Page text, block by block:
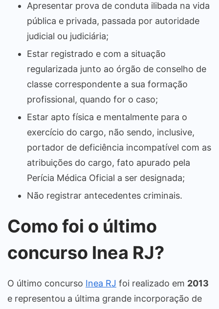
Apresentar prova de conduta ilibada na vida
pública e privada, passada por autoridade
judicial ou judiciária;
Estar registrado e com a situação
regularizada junto ao órgão de conselho de
classe correspondente a sua formação
profissional, quando for o caso;
Estar apto física e mentalmente para o
exercício do cargo, não sendo, inclusive,
portador de deficiência incompatível com as
atribuições do cargo, fato apurado pela
Perícia Médica Oficial a ser designada;
Não registrar antecedentes criminais.
Como foi o último
concurso Inea RJ?
O último concurso Inea RJ foi realizado em 2013
e representou a última grande incorporação de